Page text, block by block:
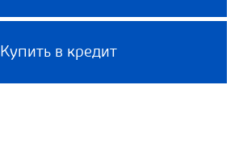
Купить в кредит